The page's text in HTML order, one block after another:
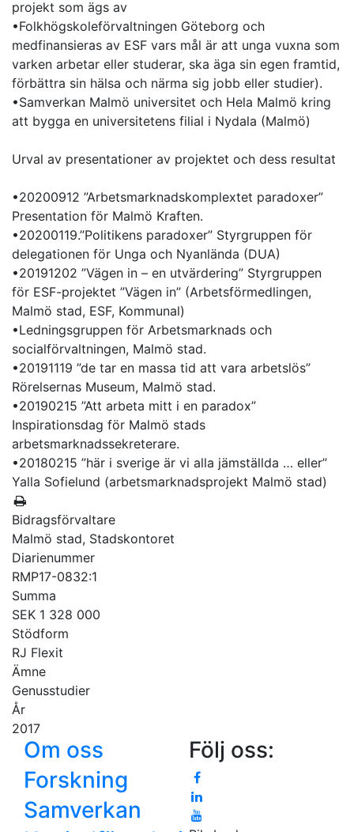
projekt som ägs av
•Folkhögskoleförvaltningen Göteborg och
medfinansieras av ESF vars mål är att unga vuxna som
varken arbetar eller studerar, ska äga sin egen framtid,
förbättra sin hälsa och närma sig jobb eller studier).
•Samverkan Malmö universitet och Hela Malmö kring
att bygga en universitetens filial i Nydala (Malmö)
Urval av presentationer av projektet och dess resultat
•20200912 ”Arbetsmarknadskomplextet paradoxer”
Presentation för Malmö Kraften.
•20200119.”Politikens paradoxer” Styrgruppen för
delegationen för Unga och Nyanlända (DUA)
•20191202 ”Vägen in – en utvärdering” Styrgruppen
för ESF-projektet ”Vägen in” (Arbetsförmedlingen,
Malmö stad, ESF, Kommunal)
•Ledningsgruppen för Arbetsmarknads och
socialförvaltningen, Malmö stad.
•20191119 ”de tar en massa tid att vara arbetslös”
Rörelsernas Museum, Malmö stad.
•20190215 ”Att arbeta mitt i en paradox”
Inspirationsdag för Malmö stads
arbetsmarknadssekreterare.
•20180215 ”här i sverige är vi alla jämställda … eller”
Yalla Sofielund (arbetsmarknadsprojekt Malmö stad)
Bidragsförvaltare
Malmö stad, Stadskontoret
Diarienummer
RMP17-0832:1
Summa
SEK 1 328 000
Stödform
RJ Flexit
Ämne
Genusstudier
År
2017
Om oss
Forskning
Samverkan
Följ oss: